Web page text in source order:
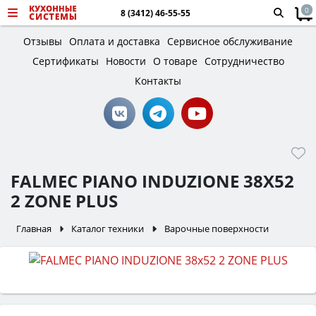
8 (3412) 46-55-55 0
Отзывы Оплата и доставка Сервисное обслуживание
Сертификаты
Новости О товаре Сотрудничество
Контакты
FALMEC PIANO INDUZIONE 38X52
2 ZONE PLUS
Главная Каталог техники Варочные поверхности